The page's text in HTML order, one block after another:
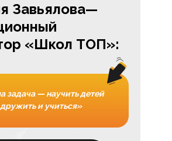
Завьялова—
«Школ ТОП»:
задача — научить детей
дружить и учиться»